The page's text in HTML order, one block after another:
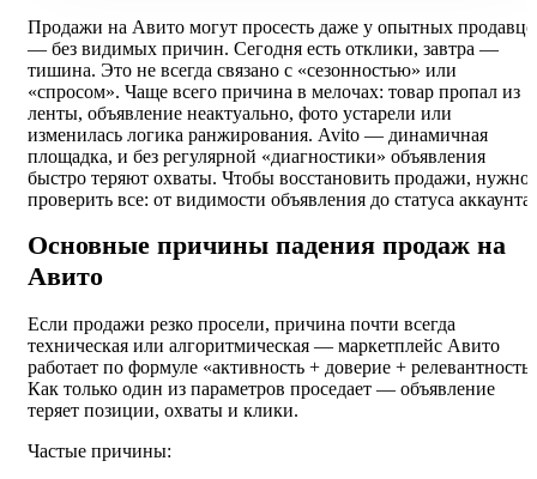
Продажи на Авито могут просесть даже у опытных
— без видимых причин. Сегодня есть отклики, завтра —
тишина. Это не всегда связано с «сезонностью» или
«спросом». Чаще всего причина в мелочах: товар пропал из
ленты, объявление неактуально, фото устарели или
изменилась логика ранжирования. Avito — динамичная
площадка, и без регулярной «диагностики» объявления
быстро теряют охваты. Чтобы восстановить продажи, нужно
проверить все: от видимости объявления до статуса аккаунта.
Основные причины падения продаж на
Авито
Если продажи резко просели, причина почти всегда
техническая или алгоритмическая — маркетплейс Авито
работает по формуле «активность + доверие +
Как только один из параметров проседает — объявление
теряет позиции, охваты и клики.
Частые причины: